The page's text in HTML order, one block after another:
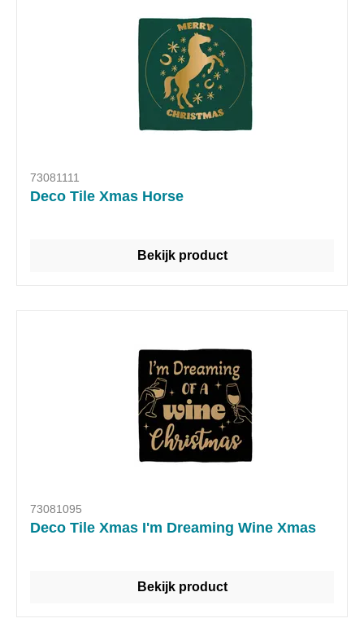
73081111
Deco Tile Xmas Horse
Bekijk product
73081095
Deco Tile Xmas I'm Dreaming Wine Xmas
Bekijk product